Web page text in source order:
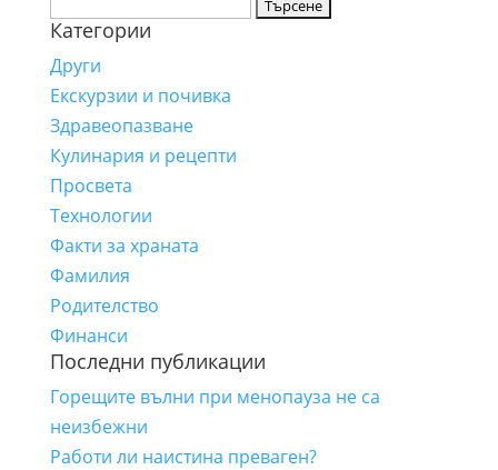
за:
Категории
Други
Екскурзии и почивка
Здравеопазване
Кулинария и рецепти
Просвета
Технологии
Факти за храната
Фамилия
Родителство
Финанси
Последни публикации
Горещите вълни при менопауза не са
неизбежни
Работи ли наистина преваген?